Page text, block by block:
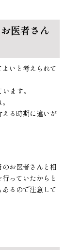
医者さん
いと考えられて
ます。
える時期に違いが
お医者さんと相
っていたからと
るので注意して